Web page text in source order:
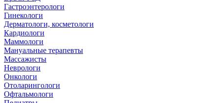
Гастроэнтерологи
Гинекологи
Дерматологи, косметологи
Кардиологи
Маммологи
Мануальные терапевты
Массажисты
Неврологи
Онкологи
Отоларингологи
Офтальмологи